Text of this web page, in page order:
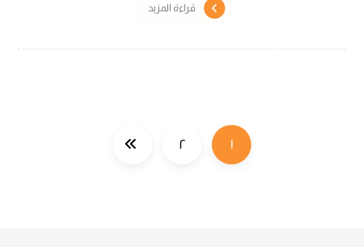
قراءة المزيد
١ ٢